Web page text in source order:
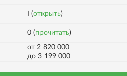
I (открыть)
0 (прочитать)
от 2 820 000
до 3 199 000